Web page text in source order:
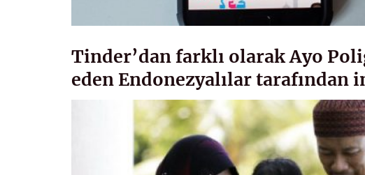
Tinder’dan farklı olarak Ayo
eden Endonezyalılar